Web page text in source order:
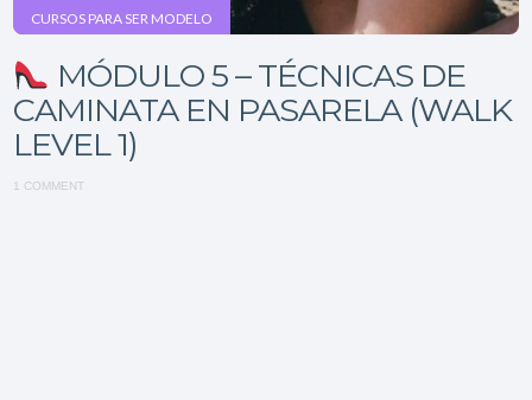
CURSOS PARA SER MODELO
MÓDULO 5 – TÉCNICAS DE
CAMINATA EN PASARELA (WALK
LEVEL 1)
1 COMMENT